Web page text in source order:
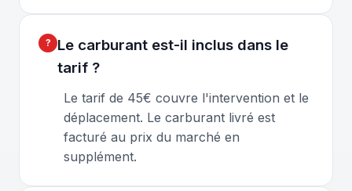
Le carburant est-il inclus dans le
tarif ?
Le tarif de 45€ couvre l'intervention et le
déplacement. Le carburant livré est
facturé au prix du marché en
supplément.